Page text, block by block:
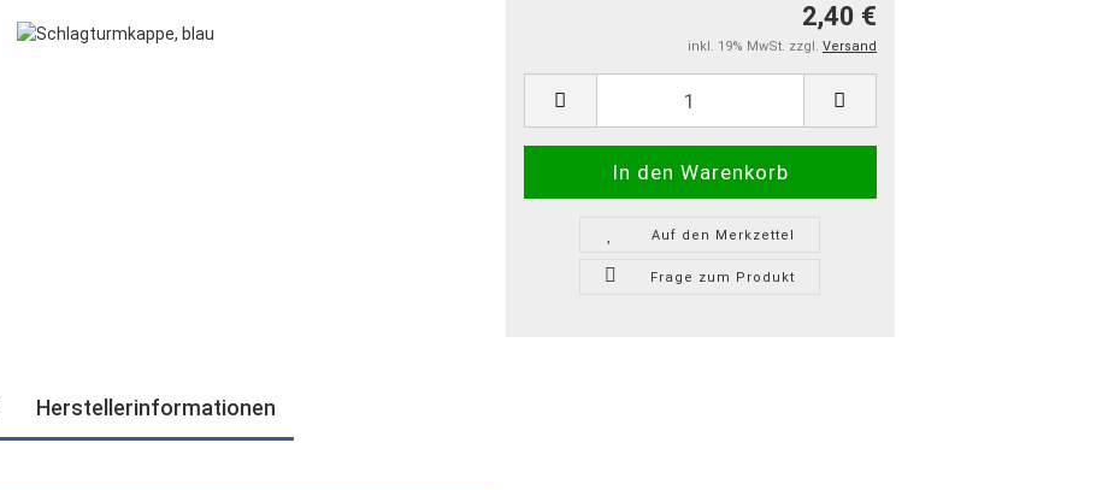
2,40 €
inkl. 19% MwSt. zzgl. Versand
Auf den Merkzettel
Frage zum Produkt
Herstellerinformationen